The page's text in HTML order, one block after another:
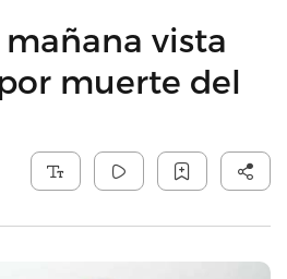
vista
muerte del